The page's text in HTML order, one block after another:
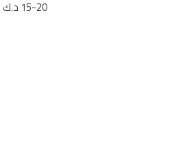
15-20 د.ك